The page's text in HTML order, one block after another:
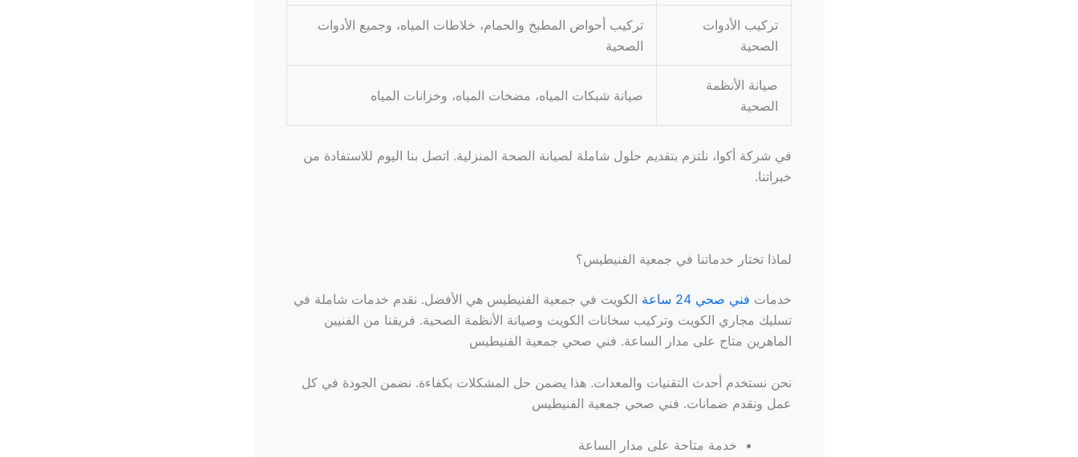
تركيب الأدوات
الصحية
تركيب أحواض المطبخ والحمام، خلاطات المياه، وجميع الأدوات
الصحية
صيانة الأنظمة
الصحية
صيانة شبكات المياه، مضخات المياه، وخزانات المياه
في شركة أكوا، نلتزم بتقديم حلول شاملة لصيانة الصحة المنزلية. اتصل بنا اليوم للاستفادة من
خبراتنا.
لماذا تختار خدماتنا في جمعية الفنيطيس؟
خدمات فني صحي 24 ساعة
الكويت في جمعية الفنيطيس هي الأفضل. نقدم خدمات شاملة في
تسليك مجاري الكويت وتركيب سخانات الكويت وصيانة الأنظمة الصحية. فريقنا من الفنيين
الماهرين متاح على مدار الساعة. فني صحي جمعية الفنيطيس
نحن نستخدم أحدث التقنيات والمعدات. هذا يضمن حل المشكلات بكفاءة. نضمن الجودة في كل
عمل ونقدم ضمانات. فني صحي جمعية الفنيطيس
خدمة متاحة على مدار الساعة